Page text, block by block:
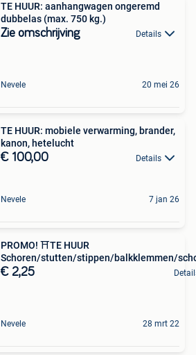
TE HUUR: aanhangwagen ongeremd
dubbelas (max. 750 kg.)
Zie omschrijving Details
Nevele 20 mei 26
TE HUUR: mobiele verwarming, brander,
kanon, hetelucht
€ 100,00 Details
Nevele 7 jan 26
PROMO! ⛩TE HUUR
Schoren/stutten/stippen/balkklemmen/
€ 2,25
Nevele 28 mrt 22